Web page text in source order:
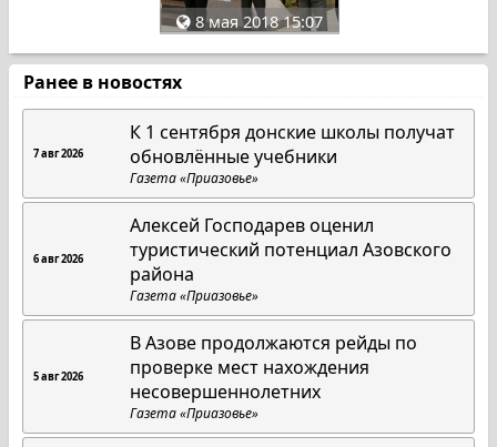
8 мая 2018 15:07
Ранее в новостях
7 авг 2026
К 1 сентября донские школы получат
обновлённые учебники
Газета «Приазовье»
6 авг 2026
Алексей Господарев оценил
туристический потенциал Азовского
района
Газета «Приазовье»
5 авг 2026
В Азове продолжаются рейды по
проверке мест нахождения
несовершеннолетних
Газета «Приазовье»